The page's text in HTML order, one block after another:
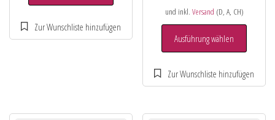
und inkl. Versand (D, A, CH)
Ausführung wählen